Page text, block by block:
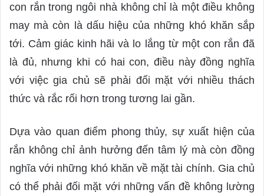
con rắn trong ngôi nhà không chỉ là một điều không
may mà còn là dấu hiệu của những khó khăn sắp
tới. Cảm giác kinh hãi và lo lắng từ một con rắn đã
là đủ, nhưng khi có hai con, điều này đồng nghĩa
với việc gia chủ sẽ phải đối mặt với nhiều thách
thức và rắc rối hơn trong tương lai gần.
Dựa vào quan điểm phong thủy, sự xuất hiện của
rắn không chỉ ảnh hưởng đến tâm lý mà còn đồng
nghĩa với những khó khăn về mặt tài chính. Gia chủ
có thể phải đối mặt với những vấn đề không lường